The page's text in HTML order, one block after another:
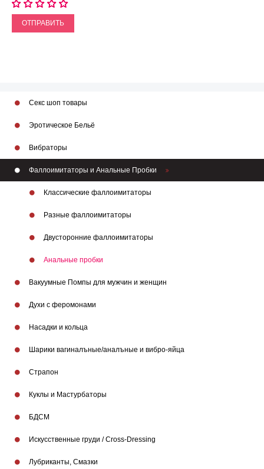
ОТПРАВИТЬ
Секс шоп товары
Эротическое Бельё
Вибраторы
Фаллоимитаторы и Анальные Пробки
Классические фаллоимитаторы
Разные фаллоимитаторы
Двусторонние фаллоимитаторы
Анальные пробки
Вакуумные Помпы для мужчин и женщин
Духи с феромонами
Насадки и кольца
Шарики вагиналъные/аналъные и вибро-яйца
Страпон
Куклы и Мастурбаторы
БДСМ
Искусственные груди / Cross-Dressing
Лубриканты, Смазки